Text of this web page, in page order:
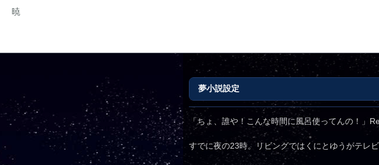
暁
夢小説設定
「ちょ、誰や！こんな時間に風呂使ってんの！」
すでに夜の23時。リビングではくにとゆうがテレ